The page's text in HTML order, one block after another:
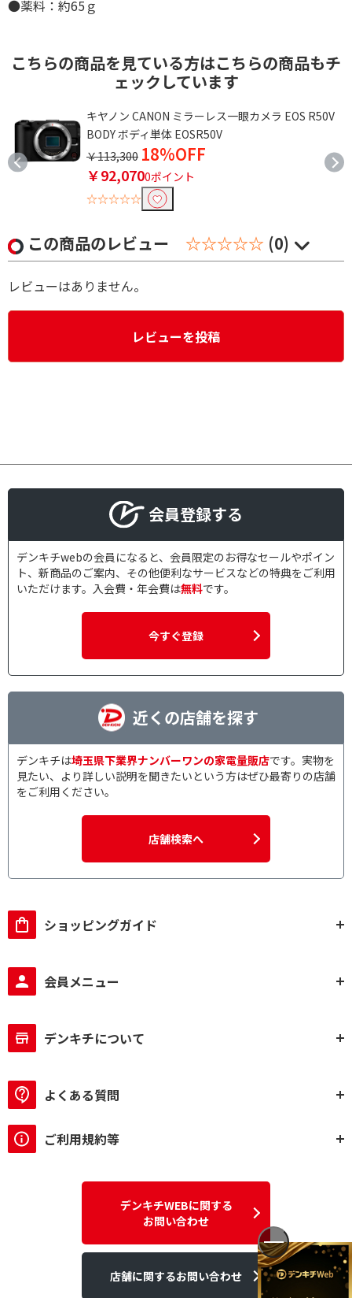
●薬料：約65ｇ
こちらの商品を見ている方はこちらの商品もチ
ェックしています
キヤノン CANON ミラーレス一眼カメラ EOS R50V
BODY ボディ単体 EOSR50V
￥113,300 18%OFF
￥92,0700ポイント
☆☆☆☆☆
この商品のレビュー ☆☆☆☆☆ (0)
レビューはありません。
レビューを投稿
会員登録する
デンキチwebの会員になると、会員限定のお得なセールやポイン
ト、新商品のご案内、その他便利なサービスなどの特典をご利用
いただけます。入会費・年会費は無料です。
今すぐ登録
近くの店舗を探す
デンキチは埼玉県下業界ナンバーワンの家電量販店です。実物を
見たい、より詳しい説明を聞きたいという方はぜひ最寄りの店舗
をご利用ください。
店舗検索へ
ショッピングガイド
会員メニュー
デンキチについて
よくある質問
ご利用規約等
デンキチWEBに関する
お問い合わせ
店舗に関するお問い合わせ